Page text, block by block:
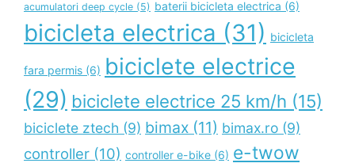
acumulatori deep cycle (5) baterii bicicleta electrica (6)
bicicleta electrica (31) bicicleta
fara permis (6) biciclete electrice
(29) biciclete electrice 25 km/h (15)
biciclete ztech (9) bimax (11) bimax.ro (9)
controller (10) controller e-bike (6) e-twow